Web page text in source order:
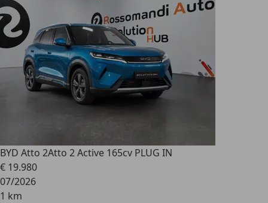
BYD Atto 2Atto 2 Active 165cv PLUG IN
€ 19.980
07/2026
1 km